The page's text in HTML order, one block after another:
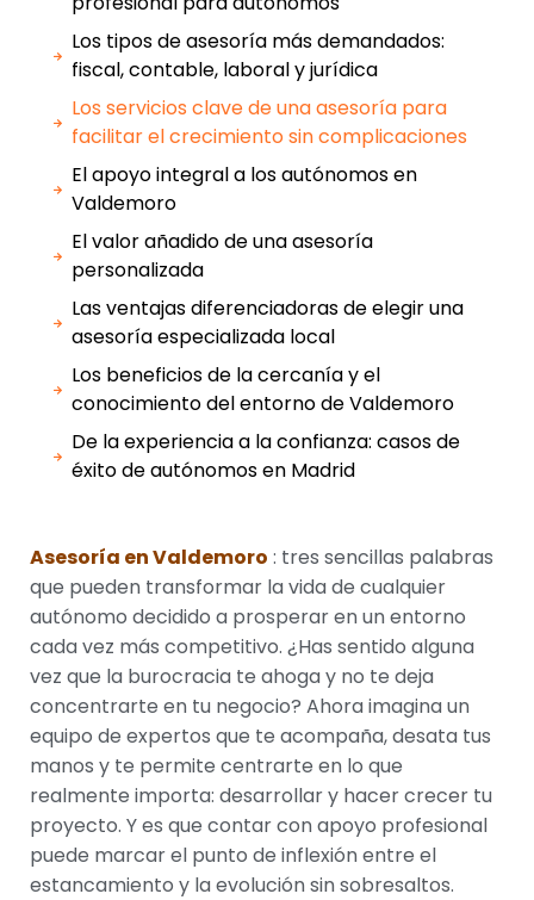
Los tipos de asesoría más demandados:
fiscal, contable, laboral y jurídica
Los servicios clave de una asesoría para
facilitar el crecimiento sin complicaciones
El apoyo integral a los autónomos en
Valdemoro
El valor añadido de una asesoría
personalizada
Las ventajas diferenciadoras de elegir una
asesoría especializada local
Los beneficios de la cercanía y el
conocimiento del entorno de Valdemoro
De la experiencia a la confianza: casos de
éxito de autónomos en Madrid
Asesoría en Valdemoro : tres sencillas palabras
que pueden transformar la vida de cualquier
autónomo decidido a prosperar en un entorno
cada vez más competitivo. ¿Has sentido alguna
vez que la burocracia te ahoga y no te deja
concentrarte en tu negocio? Ahora imagina un
equipo de expertos que te acompaña, desata tus
manos y te permite centrarte en lo que
realmente importa: desarrollar y hacer crecer tu
proyecto. Y es que contar con apoyo profesional
puede marcar el punto de inflexión entre el
estancamiento y la evolución sin sobresaltos.